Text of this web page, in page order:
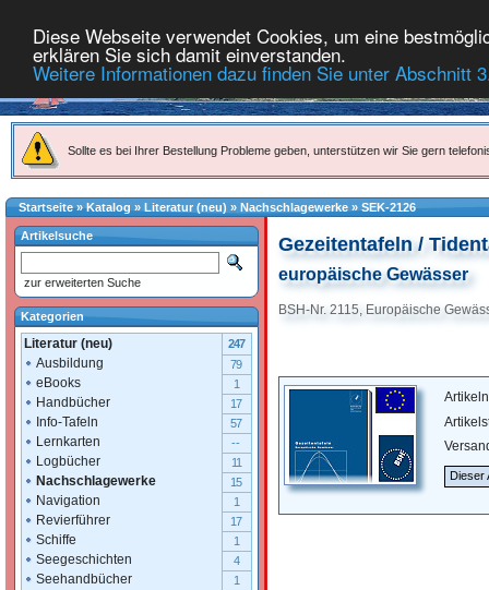
Diese Webseite verwendet Cookies, um eine
erklären Sie sich damit einverstanden.
Weitere Informationen dazu finden Sie unter Abschnitt
Sollte es bei Ihrer Bestellung Probleme geben, unterstützen wir Sie gern
Startseite»Katalog » Literatur (neu) » Nachschlagewerke » SEK-2126
Gezeitentafeln /
europäische Gewässer
BSH-Nr. 2115, Europäische
Dieser
Artikelsuche
zur erweiterten Suche
Kategorien
Literatur (neu) 247
Ausbildung 79
eBooks 1
Handbücher 17
Info-Tafeln 57
Lernkarten --
Logbücher 11
Nachschlagewerke 15
Navigation 1
Revierführer 17
Schiffe 1
Seegeschichten 4
Seehandbücher 1